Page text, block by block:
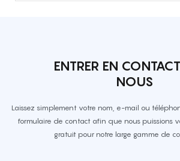
ENTRER EN
NOUS
Laissez simplement votre nom, e-mail ou
formulaire de contact afin que nous puissions
gratuit pour notre large gamme de